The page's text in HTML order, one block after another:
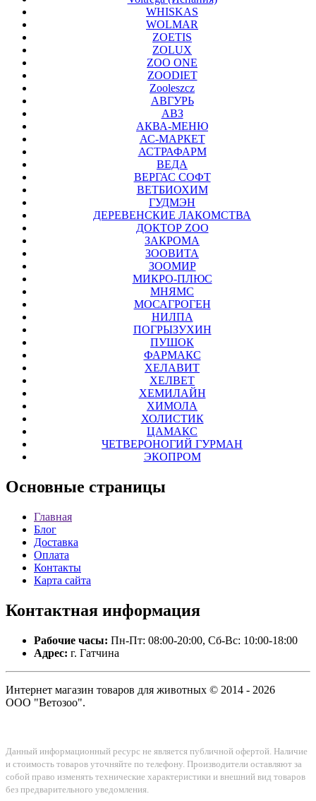
WHISKAS
WOLMAR
ZOETIS
ZOLUX
ZOO ONE
ZOODIET
Zooleszcz
АВГУРЬ
АВЗ
АКВА-МЕНЮ
АС-МАРКЕТ
АСТРАФАРМ
ВЕДА
ВЕРГАС СОФТ
ВЕТБИОХИМ
ГУДМЭН
ДЕРЕВЕНСКИЕ ЛАКОМСТВА
ДОКТОР ZOO
ЗАКРОМА
ЗООВИТА
ЗООМИР
МИКРО-ПЛЮС
МНЯМС
МОСАГРОГЕН
НИЛПА
ПОГРЫЗУХИН
ПУШОК
ФАРМАКС
ХЕЛАВИТ
ХЕЛВЕТ
ХЕМИЛАЙН
ХИМОЛА
ХОЛИСТИК
ЦАМАКС
ЧЕТВЕРОНОГИЙ ГУРМАН
ЭКОПРОМ
Основные страницы
Главная
Блог
Доставка
Оплата
Контакты
Карта сайта
Контактная информация
Рабочие часы: Пн-Пт: 08:00-20:00, Сб-Вс: 10:00-18:00
Адрес: г. Гатчина
Интернет магазин товаров для животных © 2014 - 2026
ООО "Ветозоо".
Данный информационный ресурс не является публичной офертой. Наличие
и стоимость товаров уточняйте по телефону. Производители оставляют за
собой право изменять технические характеристики и внешний вид товаров
без предварительного уведомления.